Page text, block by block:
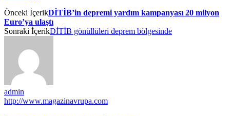
Önceki İçerikDİTİB’in depremi yardım kampanyası 20 milyon
Euro’ya ulaştı
Sonraki İçerikDİTİB gönüllüleri deprem bölgesinde
admin
http://www.magazinavrupa.com